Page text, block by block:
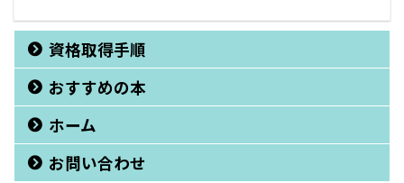
資格取得手順
おすすめの本
ホーム
お問い合わせ